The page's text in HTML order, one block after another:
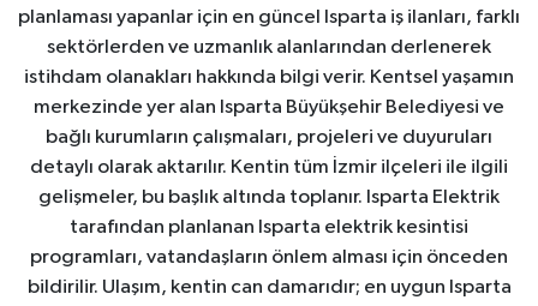
planlaması yapanlar için en güncel Isparta iş ilanları, farklı
sektörlerden ve uzmanlık alanlarından derlenerek
istihdam olanakları hakkında bilgi verir. Kentsel yaşamın
merkezinde yer alan Isparta Büyükşehir Belediyesi ve
bağlı kurumların çalışmaları, projeleri ve duyuruları
detaylı olarak aktarılır. Kentin tüm İzmir ilçeleri ile ilgili
gelişmeler, bu başlık altında toplanır. Isparta Elektrik
tarafından planlanan Isparta elektrik kesintisi
programları, vatandaşların önlem alması için önceden
bildirilir. Ulaşım, kentin can damarıdır; en uygun Isparta